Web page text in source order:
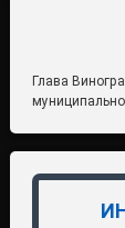
Глава